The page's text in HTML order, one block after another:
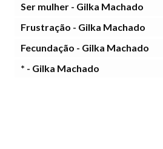
Ser mulher - Gilka Machado
Frustração - Gilka Machado
Fecundação - Gilka Machado
* - Gilka Machado